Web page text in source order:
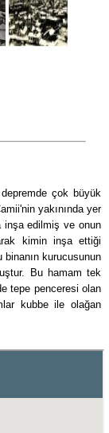
çok büyük
yakınında yer
inşa edilmiş ve onun
kimin inşa ettiği
kurucusunun
Bu hamam tek
tepe penceresi olan
kubbe ile olağan